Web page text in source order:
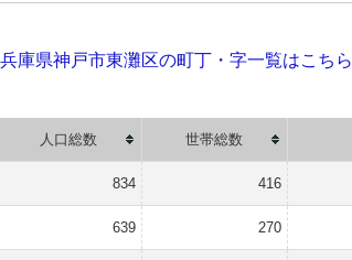
庫県神戸市東灘区の町丁・字一覧はこちら
人口総数 世帯総数
834 416
639 270